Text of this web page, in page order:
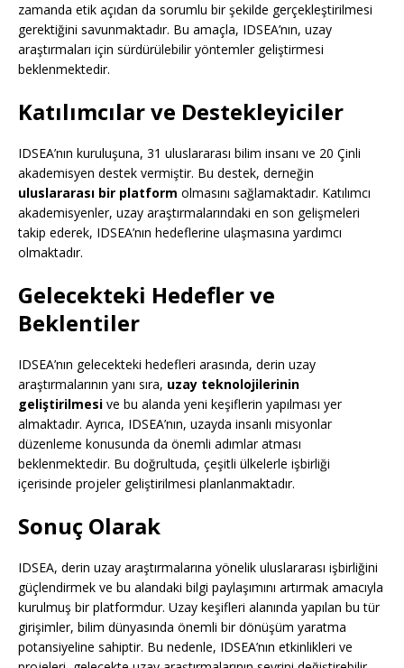
zamanda etik açıdan da sorumlu bir şekilde gerçekleştirilmesi
gerektiğini savunmaktadır. Bu amaçla, IDSEA’nın, uzay
araştırmaları için sürdürülebilir yöntemler geliştirmesi
beklenmektedir.
Katılımcılar ve Destekleyiciler
IDSEA’nın kuruluşuna, 31 uluslararası bilim insanı ve 20 Çinli
akademisyen destek vermiştir. Bu destek, derneğin
uluslararası bir platform olmasını sağlamaktadır. Katılımcı
akademisyenler, uzay araştırmalarındaki en son gelişmeleri
takip ederek, IDSEA’nın hedeflerine ulaşmasına yardımcı
olmaktadır.
Gelecekteki Hedefler ve
Beklentiler
IDSEA’nın gelecekteki hedefleri arasında, derin uzay
araştırmalarının yanı sıra, uzay teknolojilerinin
geliştirilmesi ve bu alanda yeni keşiflerin yapılması yer
almaktadır. Ayrıca, IDSEA’nın, uzayda insanlı misyonlar
düzenleme konusunda da önemli adımlar atması
beklenmektedir. Bu doğrultuda, çeşitli ülkelerle işbirliği
içerisinde projeler geliştirilmesi planlanmaktadır.
Sonuç Olarak
IDSEA, derin uzay araştırmalarına yönelik uluslararası işbirliğini
güçlendirmek ve bu alandaki bilgi paylaşımını artırmak amacıyla
kurulmuş bir platformdur. Uzay keşifleri alanında yapılan bu tür
girişimler, bilim dünyasında önemli bir dönüşüm yaratma
potansiyeline sahiptir. Bu nedenle, IDSEA’nın etkinlikleri ve